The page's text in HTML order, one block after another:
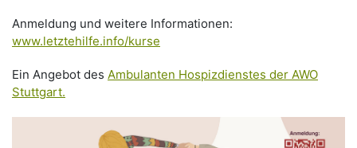
Anmeldung und weitere Informationen:
www.letztehilfe.info/kurse
Ein Angebot des Ambulanten Hospizdienstes der AWO
Stuttgart.